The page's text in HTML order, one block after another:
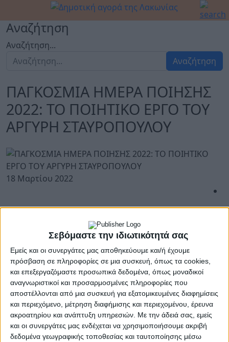
Σεβόμαστε την ιδιωτικότητά σας
Εμείς και οι συνεργάτες μας αποθηκεύουμε και/ή έχουμε
πρόσβαση σε πληροφορίες σε μια συσκευή, όπως τα cookies,
και επεξεργαζόμαστε προσωπικά δεδομένα, όπως μοναδικοί
αναγνωριστικοί και προσαρμοσμένες πληροφορίες που
αποστέλλονται από μια συσκευή για εξατομικευμένες διαφημίσεις
και περιεχόμενο, μέτρηση διαφήμισης και περιεχομένου, έρευνα
ακροατηρίου και ανάπτυξη υπηρεσιών. Με την άδειά σας, εμείς
και οι συνεργάτες μας ενδέχεται να χρησιμοποιήσουμε ακριβή
δεδομένα γεωγραφικής τοποθεσίας και ταυτοποίησης μέσω
Αναζήτηση
Αναζήτηση...
Αναζήτηση
ΠΑΓΚΟΣΜΙΑ ΗΜΕΡΑ ΠΟΙΗΣΗΣ
2022: ΤΟ ΠΟΙΗΤΙΚΟ ΕΡΓΟ ΤΟΥ
ΑΡΓΥΡΗ ΣΤΑΥΡΟΠΟΥΛΟΥ
18 Μαρτίου 2022
Ο Σύνδεσμος Φιλολόγων Λακωνίας σας προσκαλεί
στην εκδήλωση που διοργανώνει σε συνεργασία με το
Νομικό Πρόσωπο Πολιτισμού και Περιβάλλοντος του
Δήμου Σπάρτης με αφορμή
τηνΠαγκόσμιαΗμέραΠοίησης
το Σάββατο 19 Μαρτίου 2022 , ώρα έναρξης: 7 μ.μ.
στην Αίθουσα Λακώνων Ποιητών Γιάννη Ρίτσου και
Νικηφόρου Βρεττάκου
(Διοικητήριο Περιφερειακής Ενότητας Λακωνίας)